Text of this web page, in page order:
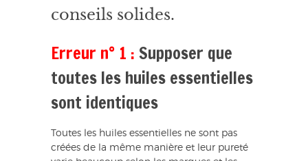
conseils solides.
Erreur n° 1 : Supposer que
toutes les huiles essentielles
sont identiques
Toutes les huiles essentielles ne sont pas
créées de la même manière et leur pureté